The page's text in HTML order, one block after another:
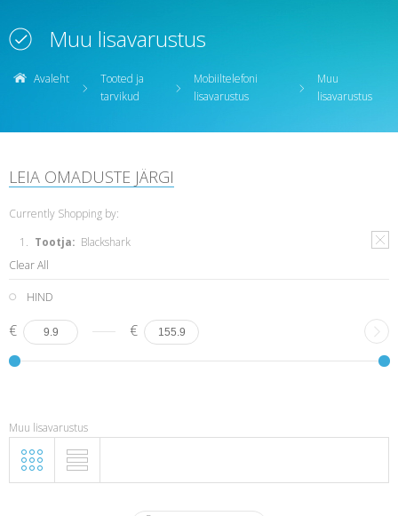
Muu lisavarustus
Avaleht
Tooted ja
tarvikud
Mobiiltelefoni
lisavarustus
Muu
lisavarustus
LEIA OMADUSTE JÄRGI
Currently Shopping by:
Tootja: Blackshark
Clear All
HIND
€ €
Muu lisavarustus